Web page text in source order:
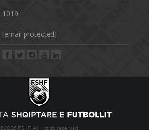
1019
[email protected]
©2026 FSHF All rights reserved